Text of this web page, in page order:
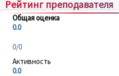
Рейтинг преподавателя
Общая оценка
0.0
0/0
Активность
0.0